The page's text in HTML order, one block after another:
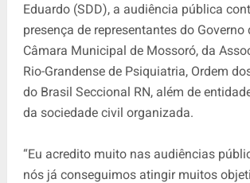
Eduardo (SDD), a audiência pública
presença de representantes do Governo
Câmara Municipal de Mossoró, da
Rio-Grandense de Psiquiatria, Ordem
do Brasil Seccional RN, além de
da sociedade civil organizada.
“Eu acredito muito nas audiências
nós já conseguimos atingir muitos